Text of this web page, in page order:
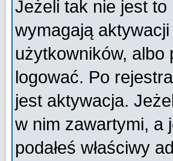
Jeżeli tak nie jest
wymagają
użytkowników, albo
logować. Po
jest aktywacja.
w nim zawartymi, a
podałeś właściwy